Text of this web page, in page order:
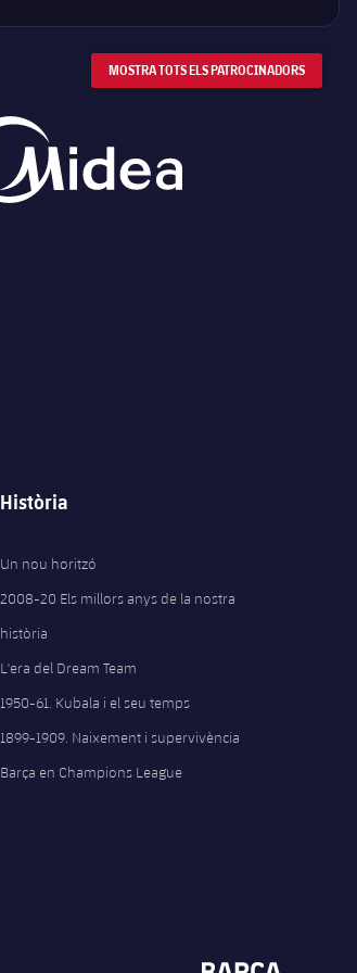
MOSTRA TOTS ELS PATROCINADORS
Història
Un nou horitzó
2008-20 Els millors anys de la nostra
història
L'era del Dream Team
1950-61. Kubala i el seu temps
1899-1909. Naixement i supervivència
Barça en Champions League